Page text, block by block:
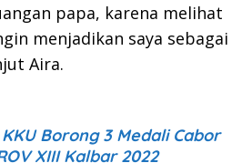
papa, karena melihat
menjadikan saya sebagai
Aira.
Borong 3 Medali Cabor
XIII Kalbar 2022